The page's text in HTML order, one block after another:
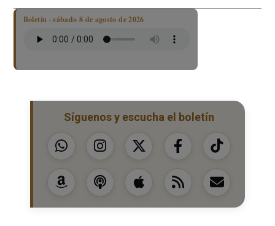
Boletín · sábado 8 de agosto de 2026
Síguenos y escucha el boletín